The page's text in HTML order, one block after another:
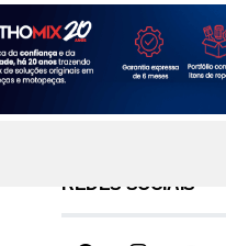
REDES SOCIAIS